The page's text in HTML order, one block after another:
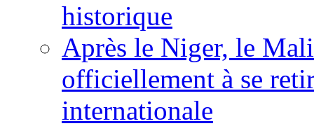
historique
Après le Niger, le
officiellement à se
internationale